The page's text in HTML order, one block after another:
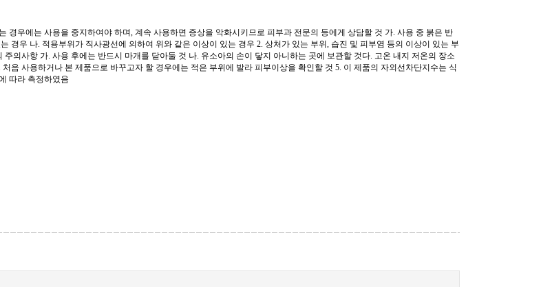
경우에는 사용을 중지하여야 하며, 계속 사용하면 증상을 악화시키므로 피부과 전문의 등에게 상담할 것 가. 사용 중 붉은 반
경우 나. 적용부위가 직사광선에 의하여 위와 같은 이상이 있는 경우 2. 상처가 있는 부위, 습진 및 피부염 등의 이상이 있는 부
의사항 가. 사용 후에는 반드시 마개를 닫아둘 것 나. 유소아의 손이 닿지 아니하는 곳에 보관할 것다. 고온 내지 저온의 장소
음 사용하거나 본 제품으로 바꾸고자 할 경우에는 적은 부위에 발라 피부이상을 확인할 것 5. 이 제품의 자외선차단지수는 식
따라 측정하였음